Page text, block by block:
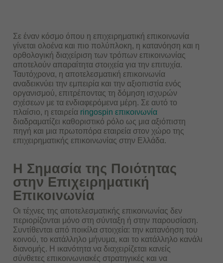
Σε έναν κόσμο όπου η επιχειρηματική επικοινωνία
γίνεται ολοένα και πιο πολύπλοκη, η κατανόηση και η
ορθολογική διαχείριση των τρόπων επικοινωνίας
αποτελούν απαραίτητα στοιχεία για την επιτυχία.
Ταυτόχρονα, η αποτελεσματική επικοινωνία
αναδεικνύει την εμπειρία και την αξιοπιστία ενός
οργανισμού, επιτρέποντας τη δόμηση ισχυρών
σχέσεων με τα ενδιαφερόμενα μέρη. Σε αυτό το
πλαίσιο, η εταιρεία ringospin επικοινωνία
διαδραματίζει καθοριστικό ρόλο ως μια αξιόπιστη
πηγή και μια πρωτοπόρα εταιρεία στον χώρο της
επιχειρηματικής επικοινωνίας στην Ελλάδα.
Η Σημασία της Ποιότητας
στην Επιχειρηματική
Επικοινωνία
Οι τέχνες της αποτελεσματικής επικοινωνίας δεν
περιορίζονται μόνο στη σύνταξη ή στην παρουσίαση.
Συντίθενται από ποικίλα στοιχεία: την κατανόηση του
κοινού, το κατάλληλο μήνυμα, και το κατάλληλο κανάλι
διανομής. Η ικανότητα να διαχειρίζεται κανείς
σύνθετες επικοινωνιακές στρατηγικές και να